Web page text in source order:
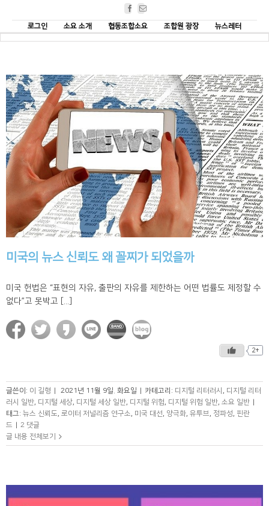
Facebook
로그인
소요 소개 협동조합소요 조합원 광장 뉴스레터
미국의 뉴스 신뢰도 왜 꼴찌가 되었을까
미국 헌법은 “표현의 자유, 출판의 자유를 제한하는 어떤 법률도 제정할 수
없다”고 못박고 [...]
2+
글쓴이: 이 길형 | 2021년 11월 9일. 화요일 | 카테고리: 디지털 리터러시 , 디지털 리터
러시 일반, 디지털 세상, 디지털 세상 일반, 디지털 위험, 디지털 위험 일반, 소요 일반 |
태그: 뉴스 신뢰도, 로이터 저널리즘 연구소, 미국 대선, 양극화, 유투브, 정파성, 핀란
드 | 2 댓글
글 내용 전체보기